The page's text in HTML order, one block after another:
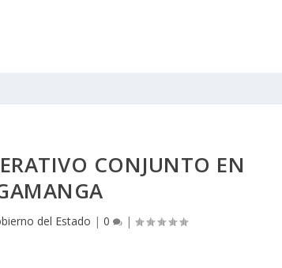
CONJUNTO EN
del Estado | 0 |